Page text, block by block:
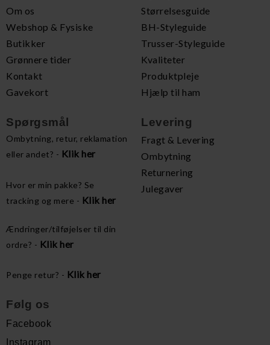
Om os
Webshop & Fysiske
Butikker
Grønnere tider
Kontakt
Gavekort
Størrelsesguide
BH-Styleguide
Trusser-Styleguide
Kvaliteter
Produktpleje
Hjælp til ham
Spørgsmål
Ombytning, retur, reklamation
eller andet? - Klik her
Hvor er min pakke? Se
tracking og mere - Klik her
Ændringer/tilføjelser til din
ordre? - Klik her
Penge retur? - Klik her
Levering
Fragt & Levering
Ombytning
Returnering
Julegaver
Følg os
Facebook
Instagram